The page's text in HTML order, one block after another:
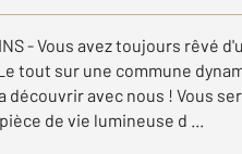
- Vous avez toujours rêvé
tout sur une commune
découvrir avec nous ! Vous
de vie lumineuse d ...